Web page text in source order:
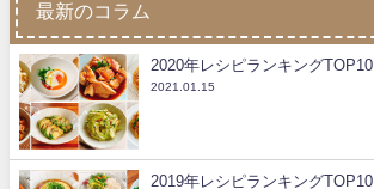
最新のコラム
2020年レシピランキングTOP10
2021.01.15
2019年レシピランキングTOP10